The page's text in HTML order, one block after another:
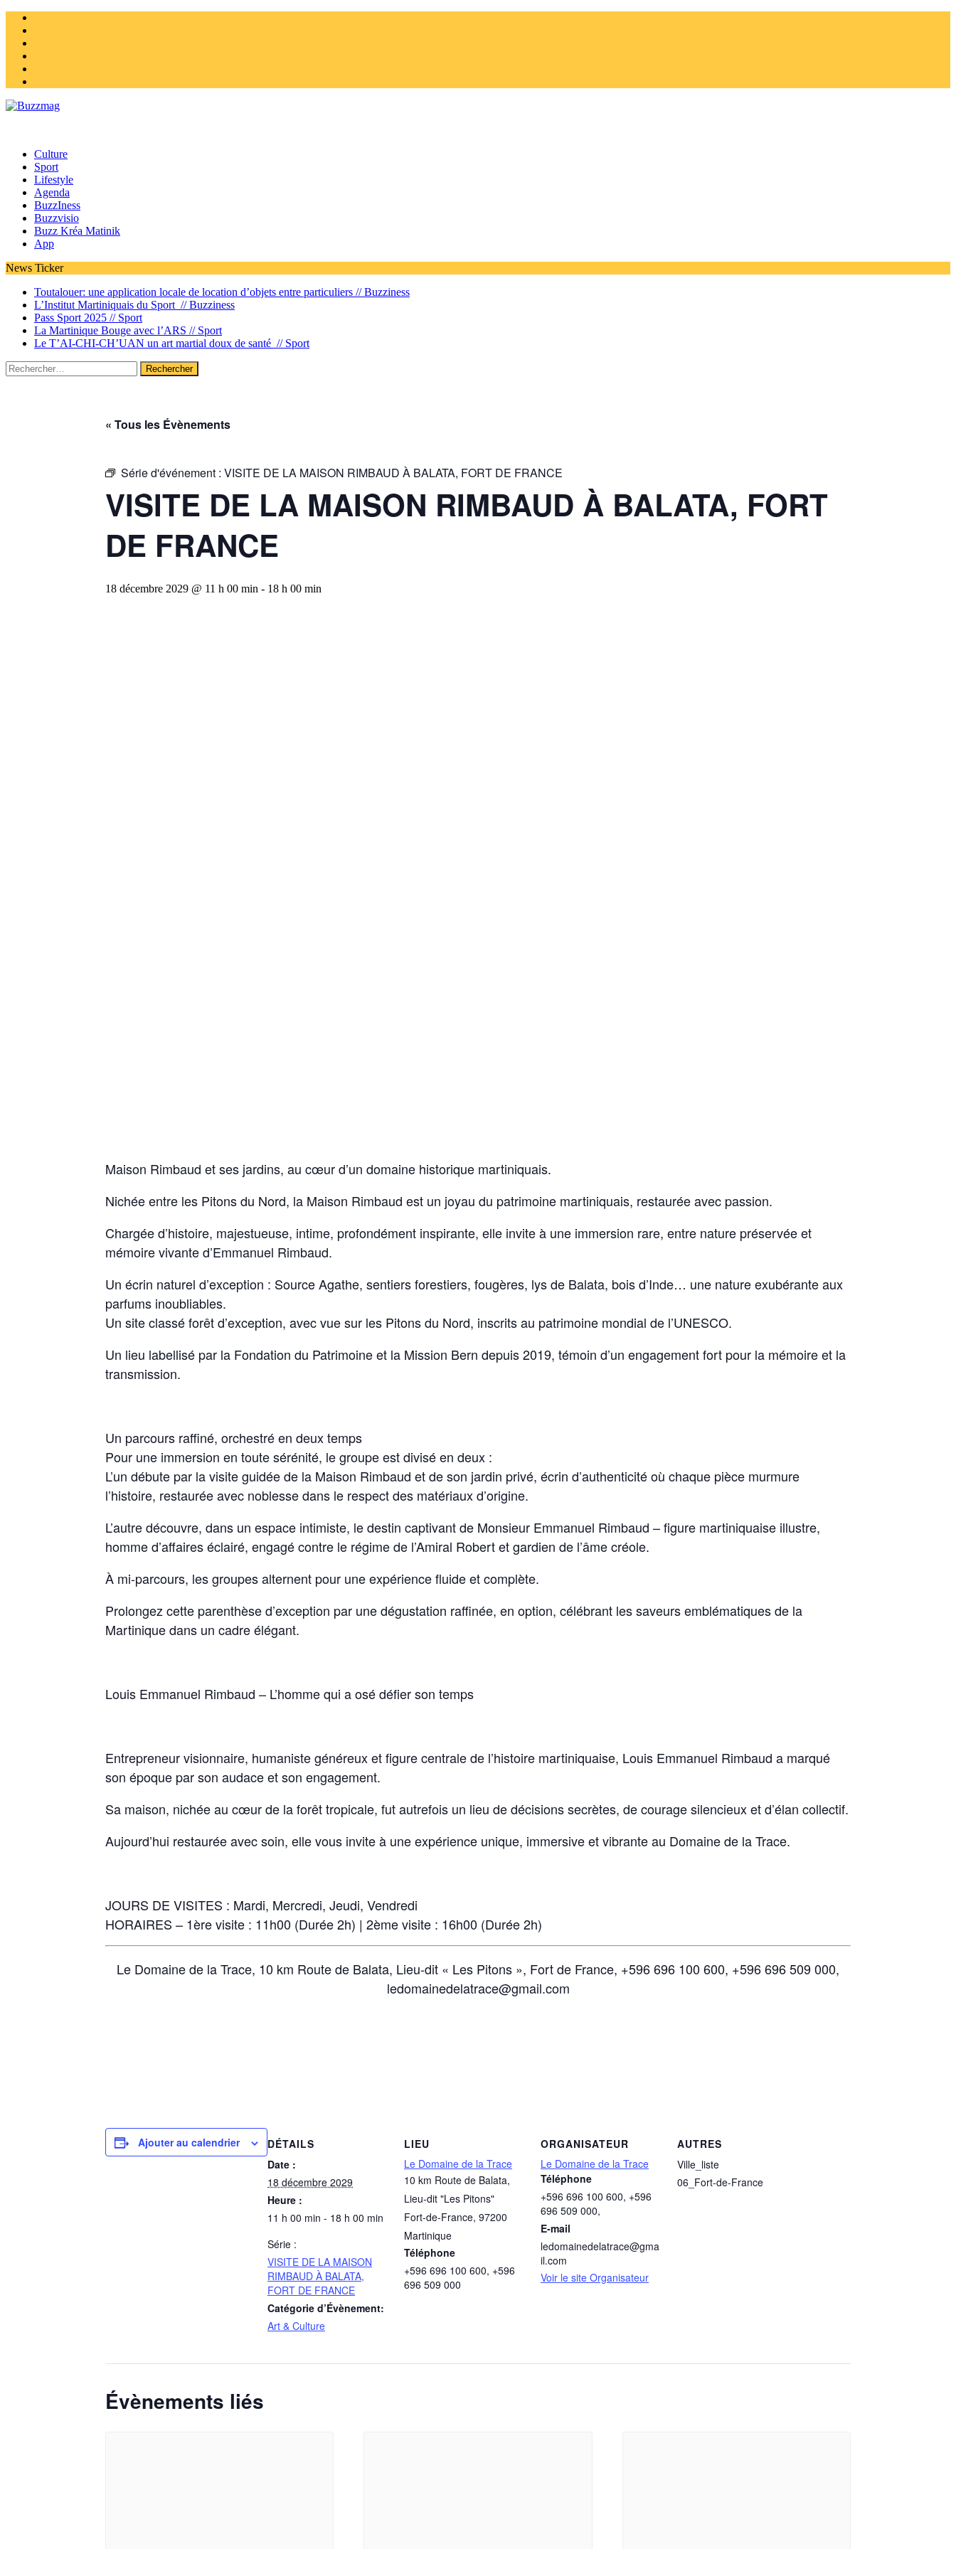
Culture
Sport
Lifestyle
Agenda
BuzzIness
Buzzvisio
Buzz Kréa Matinik
App
News Ticker
Toutalouer: une application locale de location d’objets entre particuliers //Buzziness
L’Institut Martiniquais du Sport //Buzziness
Pass Sport 2025 // Sport
La Martinique Bouge avec l’ARS // Sport
Le T’AI-CHI-CH’UAN un art martial doux de santé // Sport
Rechercher :
« Tous les Évènements
Série d'événement : VISITE DE LA MAISON RIMBAUD À BALATA, FORT DE FRANCE
VISITE DE LA MAISON RIMBAUD À BALATA, FORT
DE FRANCE
18 décembre 2029 @ 11 h 00 min - 18 h 00 min
Maison Rimbaud et ses jardins, au cœur d’un domaine historique martiniquais.
Nichée entre les Pitons du Nord, la Maison Rimbaud est un joyau du patrimoine martiniquais, restaurée avec passion.
Chargée d’histoire, majestueuse, intime, profondément inspirante, elle invite à une immersion rare, entre nature préservée et
mémoire vivante d’Emmanuel Rimbaud.
Un écrin naturel d’exception : Source Agathe, sentiers forestiers, fougères, lys de Balata, bois d’Inde… une nature exubérante aux
parfums inoubliables.
Un site classé forêt d’exception, avec vue sur les Pitons du Nord, inscrits au patrimoine mondial de l’UNESCO.
Un lieu labellisé par la Fondation du Patrimoine et la Mission Bern depuis 2019, témoin d’un engagement fort pour la mémoire et la
transmission.
Un parcours raffiné, orchestré en deux temps
Pour une immersion en toute sérénité, le groupe est divisé en deux :
L’un débute par la visite guidée de la Maison Rimbaud et de son jardin privé, écrin d’authenticité où chaque pièce murmure
l’histoire, restaurée avec noblesse dans le respect des matériaux d’origine.
L’autre découvre, dans un espace intimiste, le destin captivant de Monsieur Emmanuel Rimbaud – figure martiniquaise illustre,
homme d’affaires éclairé, engagé contre le régime de l’Amiral Robert et gardien de l’âme créole.
À mi-parcours, les groupes alternent pour une expérience fluide et complète.
Prolongez cette parenthèse d’exception par une dégustation raffinée, en option, célébrant les saveurs emblématiques de la
Martinique dans un cadre élégant.
Louis Emmanuel Rimbaud – L’homme qui a osé défier son temps
Entrepreneur visionnaire, humaniste généreux et figure centrale de l’histoire martiniquaise, Louis Emmanuel Rimbaud a marqué
son époque par son audace et son engagement.
Sa maison, nichée au cœur de la forêt tropicale, fut autrefois un lieu de décisions secrètes, de courage silencieux et d’élan collectif.
Aujourd’hui restaurée avec soin, elle vous invite à une expérience unique, immersive et vibrante au Domaine de la Trace.
JOURS DE VISITES : Mardi, Mercredi, Jeudi, Vendredi
HORAIRES – 1ère visite : 11h00 (Durée 2h) | 2ème visite : 16h00 (Durée 2h)
Le Domaine de la Trace, 10 km Route de Balata, Lieu-dit « Les Pitons », Fort de France, +596 696 100 600, +596 696 509 000,
ledomainedelatrace@gmail.com
Ajouter au calendrier
DÉTAILS
Date :
18 décembre 2029
Heure :
11 h 00 min - 18 h 00 min
Série :
VISITE DE LA MAISON
RIMBAUD À BALATA,
FORT DE FRANCE
Catégorie d’Évènement:
Art & Culture
LIEU
Le Domaine de la Trace
10 km Route de Balata,
Lieu-dit "Les Pitons"
Fort-de-France, 97200
Martinique
Téléphone
+596 696 100 600, +596
696 509 000
ORGANISATEUR
Le Domaine de la Trace
Téléphone
+596 696 100 600, +596
696 509 000,
E-mail
ledomainedelatrace@gma
il.com
Voir le site Organisateur
AUTRES
Ville_liste
06_Fort-de-France
Évènements liés